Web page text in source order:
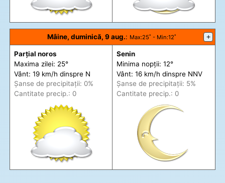
Mâine, duminică, 9 aug.: Max:25˚ - Min:12˚ +
Parțial noros
Maxima zilei: 25°
Vânt: 19 km/h dinspre N
Șanse de precipitații: 0%
Cantitate precip.: 0
Senin
Minima nopții: 12°
Vânt: 16 km/h dinspre NNV
Șanse de precipitații: 5%
Cantitate precip.: 0